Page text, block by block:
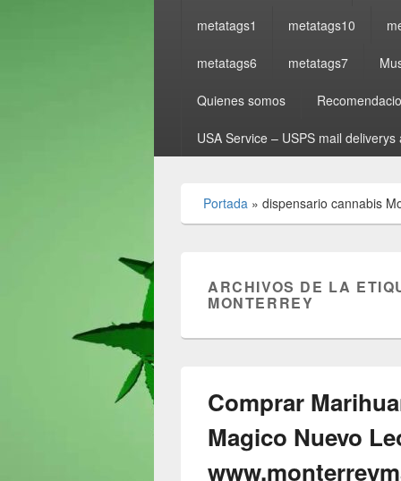
metatags1 metatags10
metatags6 metatags7
Quienes somos
USA Service – USPS mail
Portada » dispensario cannabis
ARCHIVOS DE LA
MONTERREY
Comprar
Magico Nuevo